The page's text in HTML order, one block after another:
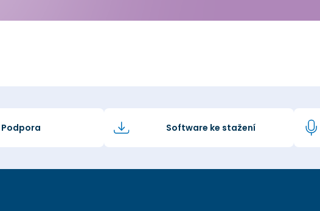
Podpora Software ke stažení